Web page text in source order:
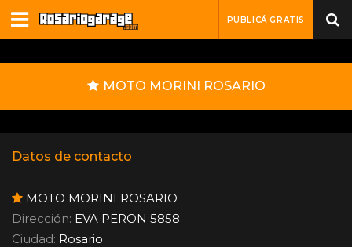
PUBLICÁ GRATIS
MOTO MORINI ROSARIO
Datos de contacto
MOTO MORINI ROSARIO
Dirección: EVA PERON 5858
Ciudad: Rosario